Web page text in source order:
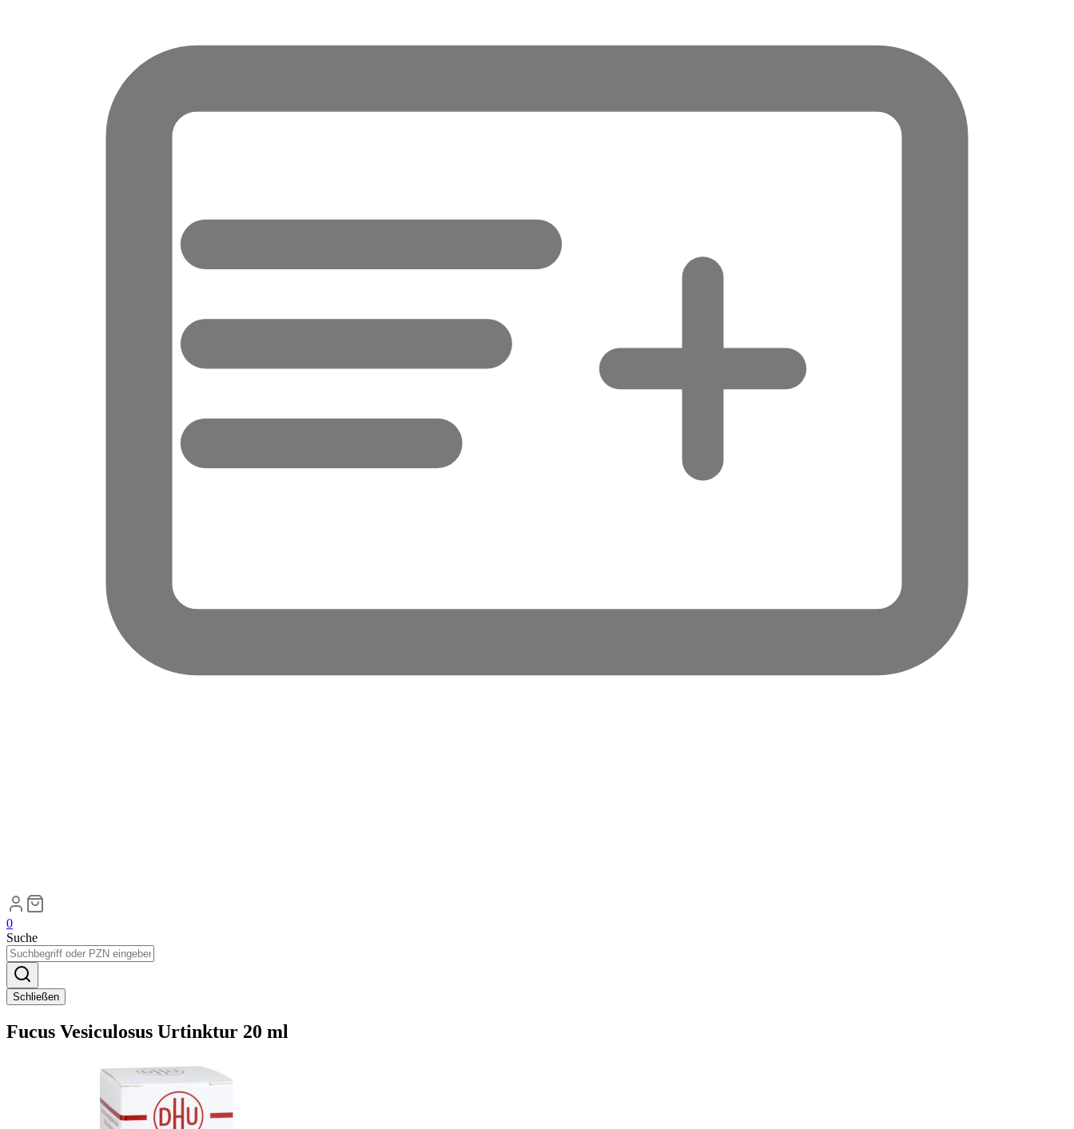
0
Suche
Schließen
Fucus Vesiculosus Urtinktur 20 ml